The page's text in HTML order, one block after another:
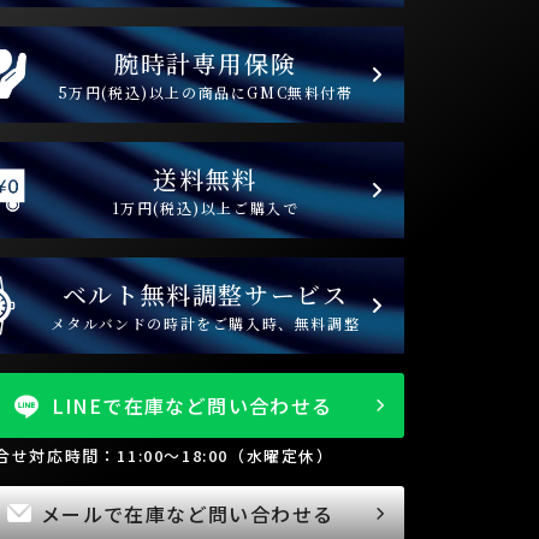
腕時計専用保険
5万円(税込)以上の商品にGMC無料付帯
送料無料
1万円(税込)以上ご購入で
ベルト無料調整サービス
メタルバンドの時計をご購入時、無料調整
LINEで在庫など問い合わせる
せ対応時間：11:00～18:00（水曜定休）
メールで在庫など問い合わせる